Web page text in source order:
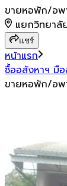
ขายหอพัก/อพ
แยกวิทยาลั
แชร์
หน้าแรก
ซื้ออสังหาฯ มื
ขายหอพัก/อพ